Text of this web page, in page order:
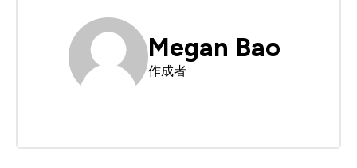
Megan Bao
作成者